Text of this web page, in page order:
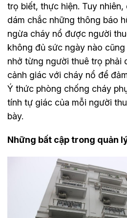
trọ biết, thực hiện. Tuy
dám chắc những thông báo
ngừa cháy nổ được người
không đủ sức ngày nào
nhở từng người thuê trọ phải
cảnh giác với cháy nổ để
Ý thức phòng chống cháy
tính tự giác của mỗi người
bày.
Những bất cập trong quản